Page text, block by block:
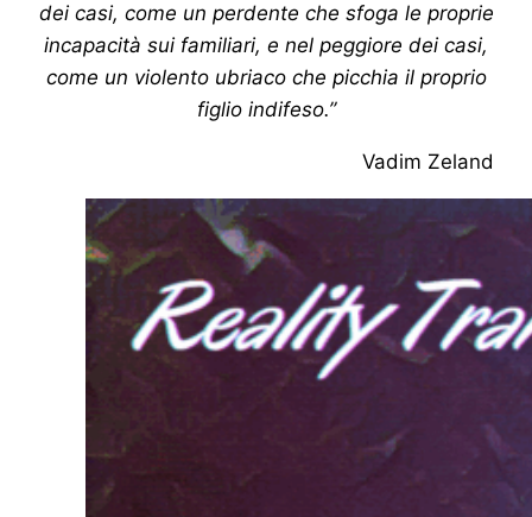
dei casi, come un perdente che sfoga le proprie
incapacità sui familiari, e nel peggiore dei casi,
come un violento ubriaco che picchia il proprio
figlio indifeso.”
Vadim Zeland